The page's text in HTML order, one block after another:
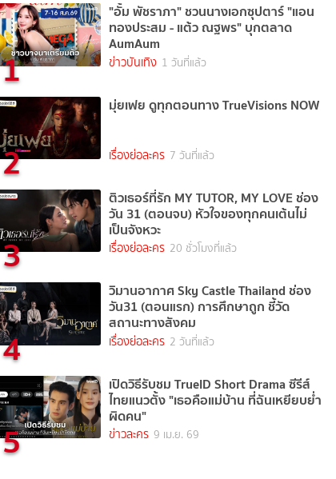
1
"อั้ม พัชราภา" ชวนนางเอกซุปตาร์ "แอน
ทองประสม - แต้ว ณฐพร" บุกตลาด
AumAum
ข่าวบันเทิง 1 วันที่แล้ว
2
มุ่ยเฟย ดูทุกตอนทาง TrueVisions NOW
เรื่องย่อละคร 7 วันที่แล้ว
3
ติวเธอร์ที่รัก MY TUTOR, MY LOVE ช่อง
วัน 31 (ตอนจบ) หัวใจของทุกคนเต้นไม่
เป็นจังหวะ
เรื่องย่อละคร 20 ชั่วโมงที่แล้ว
4
วิมานอากาศ Sky Castle Thailand ช่อง
วัน31 (ตอนแรก) การศึกษาถูก ชี้วัด
สถานะทางสังคม
เรื่องย่อละคร 2 วันที่แล้ว
5
เปิดวิธีรับชม TrueID Short Drama ซีรีส์
ไทยแนวตั้ง "เธอคือแม่บ้าน ที่ฉันเหยียบย่ำ
ผิดคน"
ข่าวละคร 9 เม.ย. 69